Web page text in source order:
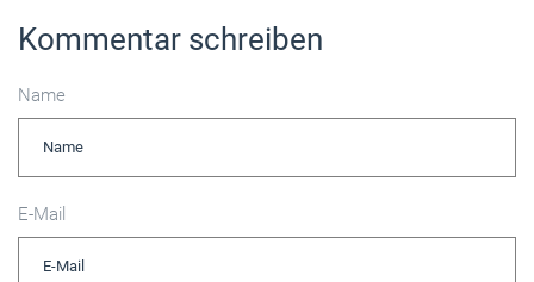
Kommentar schreiben
Name
E-Mail